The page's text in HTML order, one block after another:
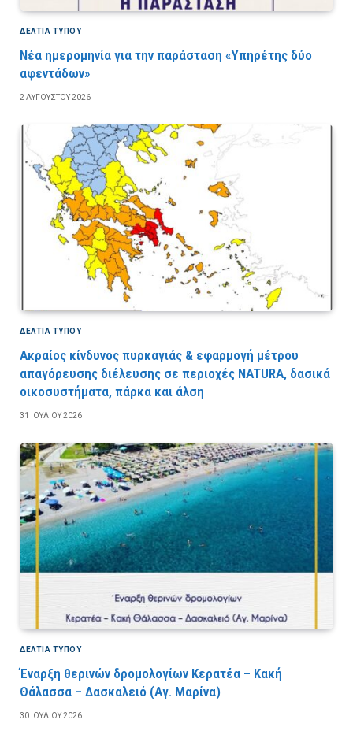
ΔΕΛΤΙΑ ΤΥΠΟΥ
Νέα ημερομηνία για την παράσταση «Υπηρέτης δύο
αφεντάδων»
2 ΑΥΓΟΎΣΤΟΥ 2026
ΔΕΛΤΙΑ ΤΥΠΟΥ
Ακραίος κίνδυνος πυρκαγιάς & εφαρμογή μέτρου
απαγόρευσης διέλευσης σε περιοχές NATURA, δασικά
οικοσυστήματα, πάρκα και άλση
31 ΙΟΥΛΊΟΥ 2026
ΔΕΛΤΙΑ ΤΥΠΟΥ
Έναρξη θερινών δρομολογίων Κερατέα – Κακή
Θάλασσα – Δασκαλειό (Αγ. Μαρίνα)
30 ΙΟΥΛΊΟΥ 2026